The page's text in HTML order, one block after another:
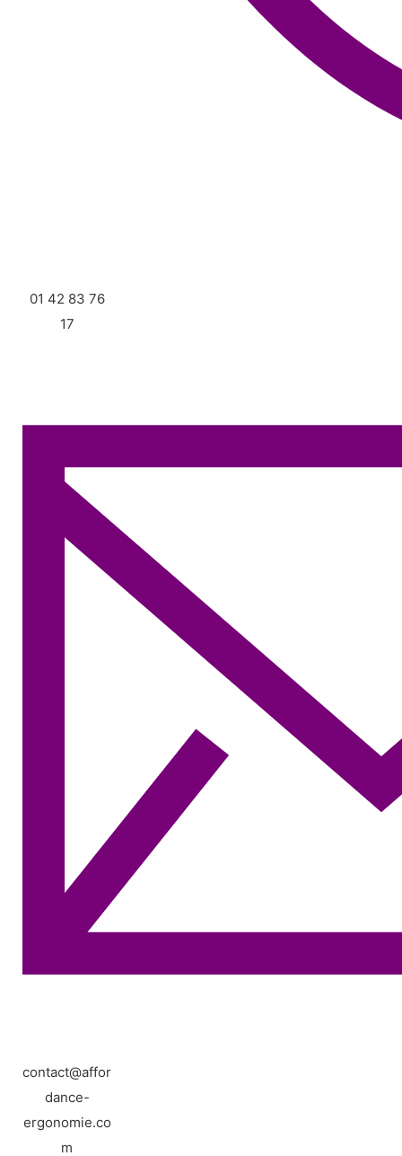
01 42 83 76
17
contact@affor
dance-
ergonomie.co
m